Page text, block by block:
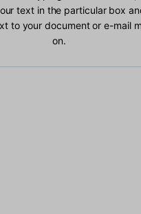
text in the particular box
to your document or e-mail
on.